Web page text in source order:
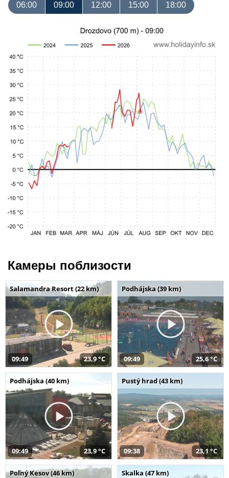
06:00 09:00 12:00 15:00 18:00
Камеры поблизости
Salamandra Resort (22 km)
09:49 23,9 °C
Podhájska (39 km)
09:49 25,6 °C
Podhájska (40 km)
09:49 23,9 °C
Pustý hrad (43 km)
09:38 23,1 °C
Poľný Kesov (46 km) Skalka (47 km)